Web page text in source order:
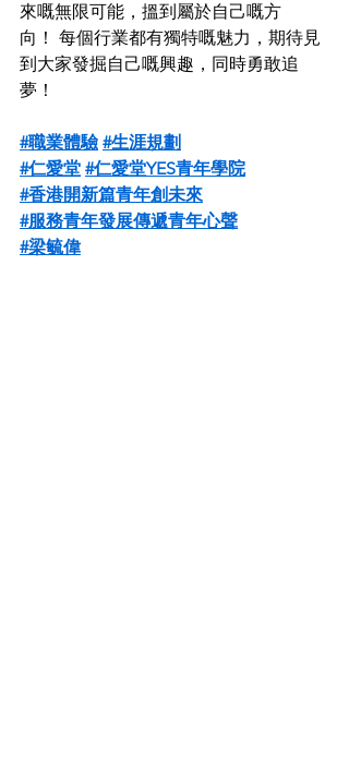
來嘅無限可能，搵到屬於自己嘅方
向！ 每個行業都有獨特嘅魅力，期待見
到大家發掘自己嘅興趣，同時勇敢追
夢！
#職業體驗 #生涯規劃
#仁愛堂 #仁愛堂YES青年學院
#香港開新篇青年創未來
#服務青年發展傳遞青年心聲
#梁毓偉